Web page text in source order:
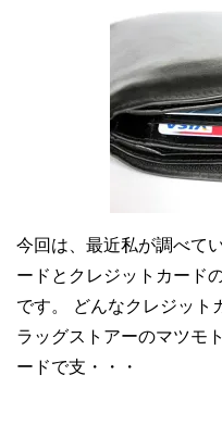
今回は、最近私が調べて
ードとクレジットカード
です。 どんなクレジット
ラッグストアーのマツモ
ードで支・・・